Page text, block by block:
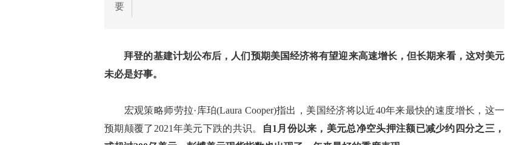
要
拜登的基建计划公布后，人们预期美国经济将有望迎来高速增长，但长期来看，这对美元
未必是好事。
宏观策略师劳拉·库珀(Laura Cooper)指出，美国经济将以近40年来最快的速度增长，这一
预期颠覆了2021年美元下跌的共识。
自1月份以来，美元总净空头押注额已减少约四分之三，